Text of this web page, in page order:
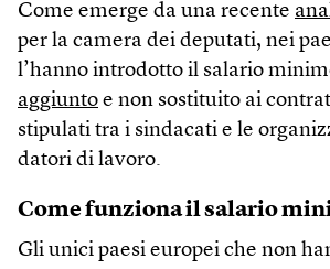
Come emerge da una recente
per la camera dei deputati, nei
l’hanno introdotto il salario
aggiunto e non sostituito ai
stipulati tra i sindacati e le
datori di lavoro.
Come funziona il salario
Gli unici paesi europei che non